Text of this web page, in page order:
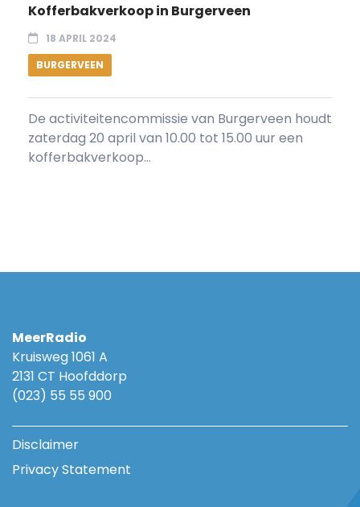
Kofferbakverkoop in Burgerveen
18 APRIL 2024
BURGERVEEN
De activiteitencommissie van Burgerveen houdt
zaterdag 20 april van 10.00 tot 15.00 uur een
kofferbakverkoop...
MeerRadio
Kruisweg 1061 A
2131 CT Hoofddorp
(023) 55 55 900
Disclaimer
Privacy Statement